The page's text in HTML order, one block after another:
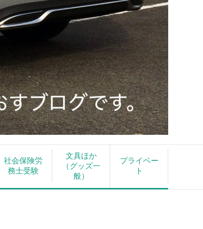
社会保険労
務士受験
文具ほか
（グッズ一
般）
プライベー
ト